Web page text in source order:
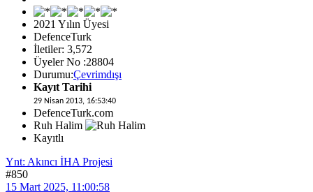
2021 Yılın Üyesi
DefenceTurk
İletiler: 3,572
Üyeler No :28804
Durumu:Çevrimdışı
Kayıt Tarihi
29 Nisan 2013, 16:53:40
DefenceTurk.com
Ruh Halim
Kayıtlı
Ynt: Akıncı İHA Projesi
#850
15 Mart 2025, 11:00:58